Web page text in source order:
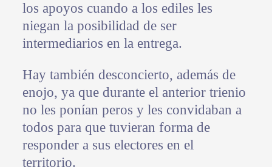
los apoyos cuando a los ediles les
niegan la posibilidad de ser
intermediarios en la entrega.
Hay también desconcierto, además de
enojo, ya que durante el anterior trienio
no les ponían peros y les convidaban a
todos para que tuvieran forma de
responder a sus electores en el
territorio.